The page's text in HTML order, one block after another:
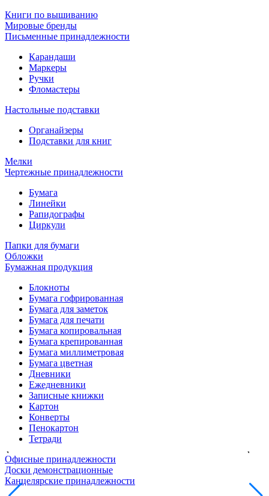
Книги по вышиванию
Мировые бренды
Письменные принадлежности
Карандаши
Маркеры
Ручки
Фломастеры
Настольные подставки
Органайзеры
Подставки для книг
Мелки
Чертежные принадлежности
Бумага
Линейки
Рапидографы
Циркули
Папки для бумаги
Обложки
Бумажная продукция
Блокноты
Бумага гофрированная
Бумага для заметок
Бумага для печати
Бумага копировальная
Бумага крепированная
Бумага миллиметровая
Бумага цветная
Дневники
Ежедневники
Записные книжки
Картон
Конверты
Пенокартон
Тетради
Офисные принадлежности
Доски демонстрационные
Канцелярские принадлежности